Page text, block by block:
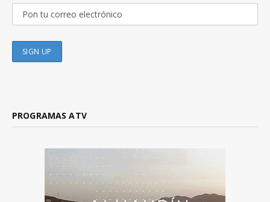
PROGRAMAS ATV